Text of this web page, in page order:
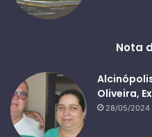
Nota
Oliveira,
28/05/2024